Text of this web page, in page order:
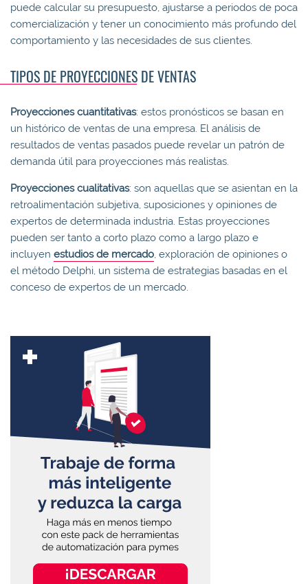
puede calcular su presupuesto, ajustarse a periodos de poca
comercialización y tener un conocimiento más profundo del
comportamiento y las necesidades de sus clientes.
TIPOS DE PROYECCIONES DE VENTAS
Proyecciones cuantitativas: estos pronósticos se basan en
un histórico de ventas de una empresa. El análisis de
resultados de ventas pasados puede revelar un patrón de
demanda útil para proyecciones más realistas.
Proyecciones cualitativas: son aquellas que se asientan en la
retroalimentación subjetiva, suposiciones y opiniones de
expertos de determinada industria. Estas proyecciones
pueden ser tanto a corto plazo como a largo plazo e
incluyen estudios de mercado, exploración de opiniones o
el método Delphi, un sistema de estrategias basadas en el
conceso de expertos de un mercado.